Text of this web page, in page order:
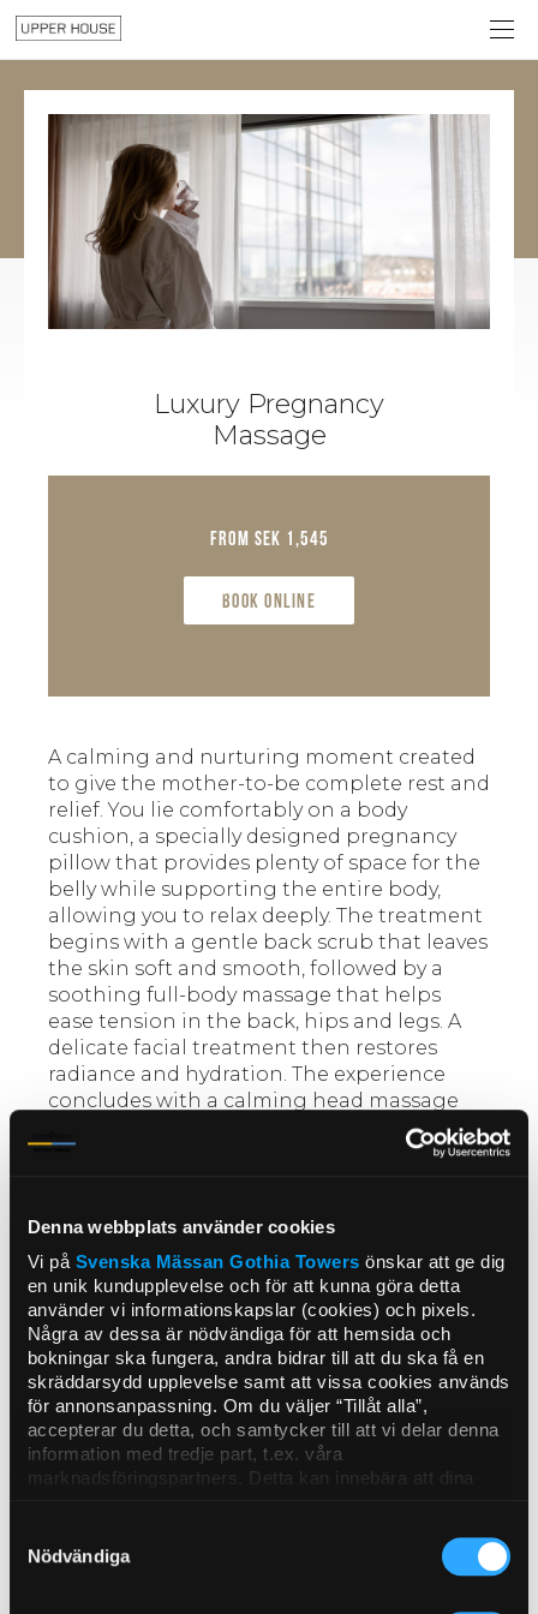
Denna webbplats använder cookies
Vi på Svenska Mässan Gothia Towersönskar att ge dig
en unik kundupplevelse och för att kunna göra detta
använder vi informationskapslar (cookies) och pixels.
Några av dessa är nödvändiga för att hemsida och
bokningar ska fungera, andra bidrar till att du ska få en
skräddarsydd upplevelse samt att vissa cookies används
för annonsanpassning. Om du väljer “Tillåt alla”,
accepterar du detta, och samtycker till att vi delar denna
information med tredje part, t.ex. våra
marknadsföringspartners. Detta kan innebära att dina
att få personanpassat innehåll. Välj “Visa detaljer” för att
få mer information och för att administrera dina alternativ.
Nödvändiga
Luxury Pregnancy
Massage
from SEK 1,545
Book online
A calming and nurturing moment created
to give the mother-to-be complete rest and
relief. You lie comfortably on a body
cushion, a specially designed pregnancy
pillow that provides plenty of space for the
belly while supporting the entire body,
allowing you to relax deeply. The treatment
begins with a gentle back scrub that leaves
the skin soft and smooth, followed by a
soothing full-body massage that helps
ease tension in the back, hips and legs. A
delicate facial treatment then restores
radiance and hydration. The experience
concludes with a calming head massage
using warm oil, helping to quiet the mind
and leaving you with a deep sense of rest.
relaxing experience tailored to you.
The pregnancy massage lasts 80 minutes.
Price
80 minutes
Monday-Thursday:SEK 1,545/person
Friday-Sunday:SEK 1,745/person
Book
Book online
If you wish to cancel a booking for a
treatment, spa entry or spa package, please